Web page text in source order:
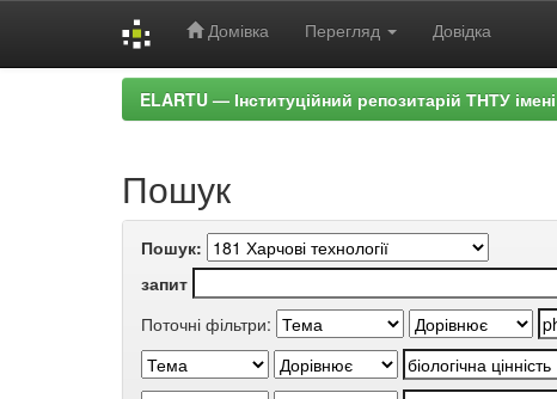
Домівка Перегляд Довідка
ELARTU — Інституційний репозитарій ТНТУ
Пошук
Пошук:
запит
Поточні фільтри: